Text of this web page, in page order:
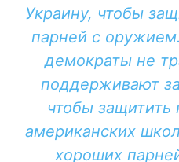
Украину, чтобы
парней с
демократы не
поддерживают
чтобы
американских
хороших